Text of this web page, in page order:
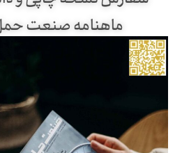
ماهنامه صنعت